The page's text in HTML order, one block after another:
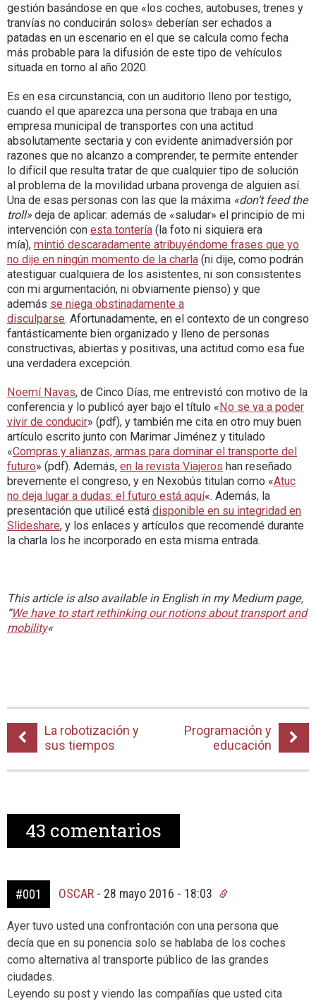
gestión basándose en que «los coches, autobuses, trenes y
tranvías no conducirán solos» deberían ser echados a
patadas en un escenario en el que se calcula como fecha
más probable para la difusión de este tipo de vehículos
situada en torno al año 2020.
Es en esa circunstancia, con un auditorio lleno por testigo,
cuando el que aparezca una persona que trabaja en una
empresa municipal de transportes con una actitud
absolutamente sectaria y con evidente animadversión por
razones que no alcanzo a comprender, te permite entender
lo difícil que resulta tratar de que cualquier tipo de solución
al problema de la movilidad urbana provenga de alguien así.
Una de esas personas con las que la máxima «don’t feed the
troll» deja de aplicar: además de «saludar» el principio de mi
intervención con esta tontería (la foto ni siquiera era
mía), mintió descaradamente atribuyéndome frases que yo
no dije en ningún momento de la charla (ni dije, como podrán
atestiguar cualquiera de los asistentes, ni son consistentes
con mi argumentación, ni obviamente pienso) y que
además se niega obstinadamente a
disculparse. Afortunadamente, en el contexto de un congreso
fantásticamente bien organizado y lleno de personas
constructivas, abiertas y positivas, una actitud como esa fue
una verdadera excepción.
Noemí Navas, de Cinco Días, me entrevistó con motivo de la
conferencia y lo publicó ayer bajo el título «No se va a poder
vivir de conducir» (pdf), y también me cita en otro muy buen
artículo escrito junto con Marimar Jiménez y titulado
«Compras y alianzas, armas para dominar el transporte del
futuro» (pdf). Además, en la revista Viajeros han reseñado
brevemente el congreso, y en Nexobús titulan como «Atuc
no deja lugar a dudas: el futuro está aquí«. Además, la
presentación que utilicé está disponible en su integridad en
Slideshare, y los enlaces y artículos que recomendé durante
la charla los he incorporado en esta misma entrada.
This article is also available in English in my Medium page,
“We have to start rethinking our notions about transport and
mobility«
La robotización y
sus tiempos
Programación y
educación
43 comentarios
#001 OSCAR - 28 mayo 2016 - 18:03
Ayer tuvo usted una confrontación con una persona que
decía que en su ponencia solo se hablaba de los coches
como alternativa al transporte público de las grandes
ciudades.
Leyendo su post y viendo las compañías que usted cita